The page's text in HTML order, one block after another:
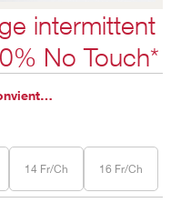
intermittent
No Touch*
14 Fr/Ch 16 Fr/Ch